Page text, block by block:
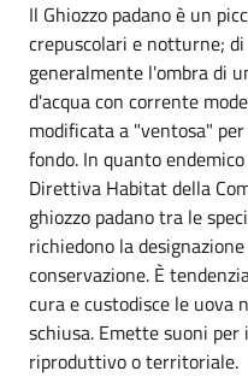
Il Ghiozzo padano è un
crepuscolari e notturne;
generalmente l'ombra di
d'acqua con corrente
modificata a "ventosa"
fondo. In quanto
Direttiva Habitat della
ghiozzo padano tra le
richiedono la
conservazione. È
cura e custodisce le uova
schiusa. Emette suoni
riproduttivo o territoriale.